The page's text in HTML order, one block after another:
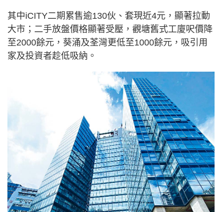
其中iCITY二期累售逾130伙、套現近4元，顯著拉動
大市；二手放盤價格顯著受壓，觀塘舊式工廈呎價降
至2000餘元，葵涌及荃灣更低至1000餘元，吸引用
家及投資者趁低吸納。